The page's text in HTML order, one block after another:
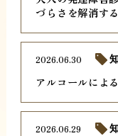
づらさを解消す
アルコールによ
2026.06.30
2026.06.29